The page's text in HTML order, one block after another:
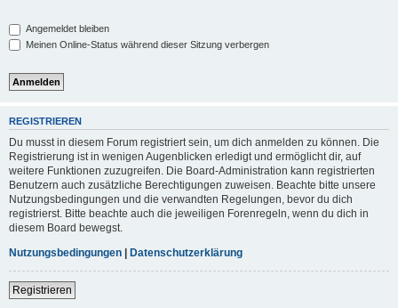
Angemeldet bleiben
Meinen Online-Status während dieser Sitzung verbergen
REGISTRIEREN
Du musst in diesem Forum registriert sein, um dich anmelden zu können. Die
Registrierung ist in wenigen Augenblicken erledigt und ermöglicht dir, auf
weitere Funktionen zuzugreifen. Die Board-Administration kann registrierten
Benutzern auch zusätzliche Berechtigungen zuweisen. Beachte bitte unsere
Nutzungsbedingungen und die verwandten Regelungen, bevor du dich
registrierst. Bitte beachte auch die jeweiligen Forenregeln, wenn du dich in
diesem Board bewegst.
Nutzungsbedingungen | Datenschutzerklärung
Registrieren